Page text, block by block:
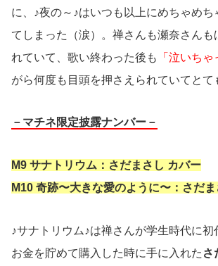
に、♪夜の～♪はいつも以上にめちゃめち
てしまった（涙）。禅さんも瀬奈さんも
れていて、歌い終わった後も
「泣いちゃ
がら何度も目頭を押さえられていてとて
－マチネ限定披露ナンバー－
M9 サナトリウム：さだまさし カバー
M10 奇跡〜大きな愛のように〜：さだ
♪サナトリウム♪は禅さんが学生時代に初
お金を貯めて購入した時に手に入れた さ